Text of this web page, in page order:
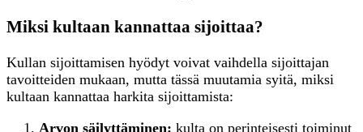
Miksi kultaan kannattaa sijoittaa?
Kullan sijoittamisen hyödyt voivat vaihdella sijoittajan
tavoitteiden mukaan, mutta tässä muutamia syitä, miksi
kultaan kannattaa harkita sijoittamista:
Arvon säilyttäminen: kulta on perinteisesti toiminut